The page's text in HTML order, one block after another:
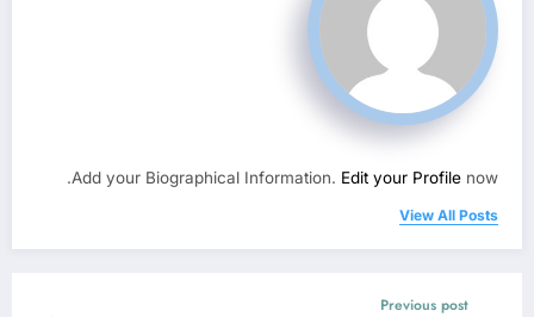
Add your Biographical Information. Edit your Profile now.
View All Posts
Previous post